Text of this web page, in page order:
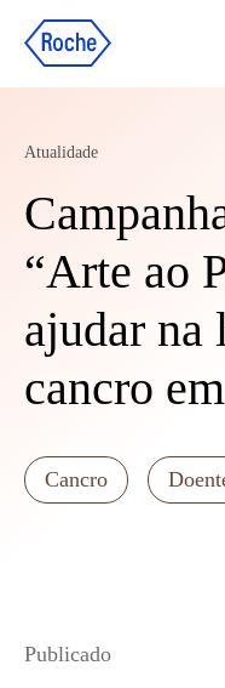
Atualidade
“Arte ao
ajudar na
cancro
Cancro
Publicado